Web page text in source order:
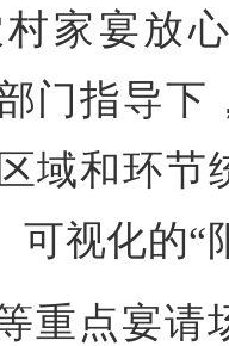
家宴放
门指导下
域和环节
可视化的“
重点宴